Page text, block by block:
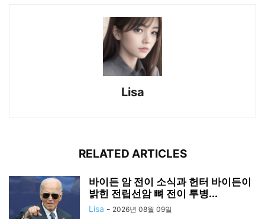
Lisa
RELATED ARTICLES
바이든 암 전이 소식과 헌터 바이든이
밝힌 전립선암 뼈 전이 투병...
Lisa - 2026년 08월 09일